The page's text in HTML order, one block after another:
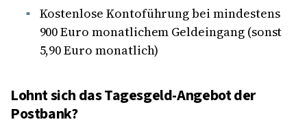
Kostenlose Kontoführung bei mindestens
900 Euro monatlichem Geldeingang (sonst
5,90 Euro monatlich)
Lohnt sich das Tagesgeld-Angebot der
Postbank?